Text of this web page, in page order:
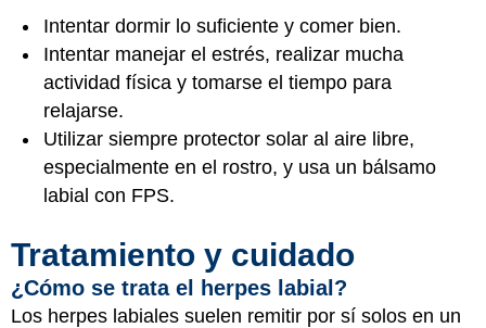
Intentar dormir lo suficiente y comer bien.
Intentar manejar el estrés, realizar mucha
actividad física y tomarse el tiempo para
relajarse.
Utilizar siempre protector solar al aire libre,
especialmente en el rostro, y usa un bálsamo
labial con FPS.
Tratamiento y cuidado
¿Cómo se trata el herpes labial?
Los herpes labiales suelen remitir por sí solos en un